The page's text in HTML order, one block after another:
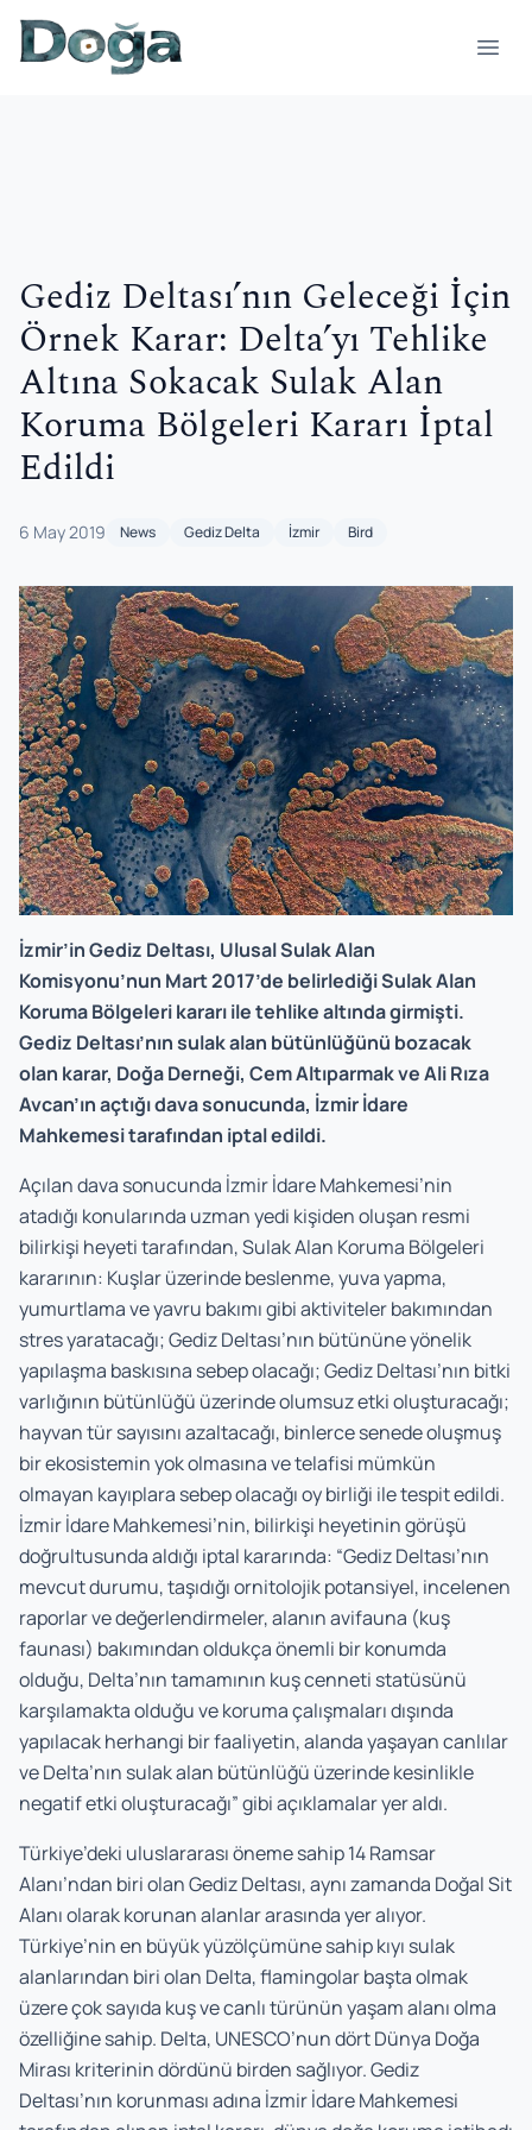
Skip to content
Gediz Deltası’nın Geleceği İçin
Örnek Karar: Delta’yı Tehlike
Altına Sokacak Sulak Alan
Koruma Bölgeleri Kararı İptal
Edildi
6 May 2019 News Gediz Delta İzmir Bird
İzmir’in Gediz Deltası, Ulusal Sulak Alan
Komisyonu’nun Mart 2017’de belirlediği Sulak Alan
Koruma Bölgeleri kararı ile tehlike altında girmişti.
Gediz Deltası’nın sulak alan bütünlüğünü bozacak
olan karar, Doğa Derneği, Cem Altıparmak ve Ali Rıza
Avcan’ın açtığı dava sonucunda, İzmir İdare
Mahkemesi tarafından iptal edildi.
Açılan dava sonucunda İzmir İdare Mahkemesi’nin
atadığı konularında uzman yedi kişiden oluşan resmi
bilirkişi heyeti tarafından, Sulak Alan Koruma Bölgeleri
kararının: Kuşlar üzerinde beslenme, yuva yapma,
yumurtlama ve yavru bakımı gibi aktiviteler bakımından
stres yaratacağı; Gediz Deltası’nın bütününe yönelik
yapılaşma baskısına sebep olacağı; Gediz Deltası’nın bitki
varlığının bütünlüğü üzerinde olumsuz etki oluşturacağı;
hayvan tür sayısını azaltacağı, binlerce senede oluşmuş
bir ekosistemin yok olmasına ve telafisi mümkün
olmayan kayıplara sebep olacağı oy birliği ile tespit edildi.
İzmir İdare Mahkemesi’nin, bilirkişi heyetinin görüşü
doğrultusunda aldığı iptal kararında: “Gediz Deltası’nın
mevcut durumu, taşıdığı ornitolojik potansiyel, incelenen
raporlar ve değerlendirmeler, alanın avifauna (kuş
faunası) bakımından oldukça önemli bir konumda
olduğu, Delta’nın tamamının kuş cenneti statüsünü
karşılamakta olduğu ve koruma çalışmaları dışında
yapılacak herhangi bir faaliyetin, alanda yaşayan canlılar
ve Delta’nın sulak alan bütünlüğü üzerinde kesinlikle
negatif etki oluşturacağı” gibi açıklamalar yer aldı.
Türkiye’deki uluslararası öneme sahip 14 Ramsar
Alanı’ndan biri olan Gediz Deltası, aynı zamanda Doğal Sit
Alanı olarak korunan alanlar arasında yer alıyor.
Türkiye’nin en büyük yüzölçümüne sahip kıyı sulak
alanlarından biri olan Delta, flamingolar başta olmak
üzere çok sayıda kuş ve canlı türünün yaşam alanı olma
özelliğine sahip. Delta, UNESCO’nun dört Dünya Doğa
Mirası kriterinin dördünü birden sağlıyor. Gediz
Deltası’nın korunması adına İzmir İdare Mahkemesi